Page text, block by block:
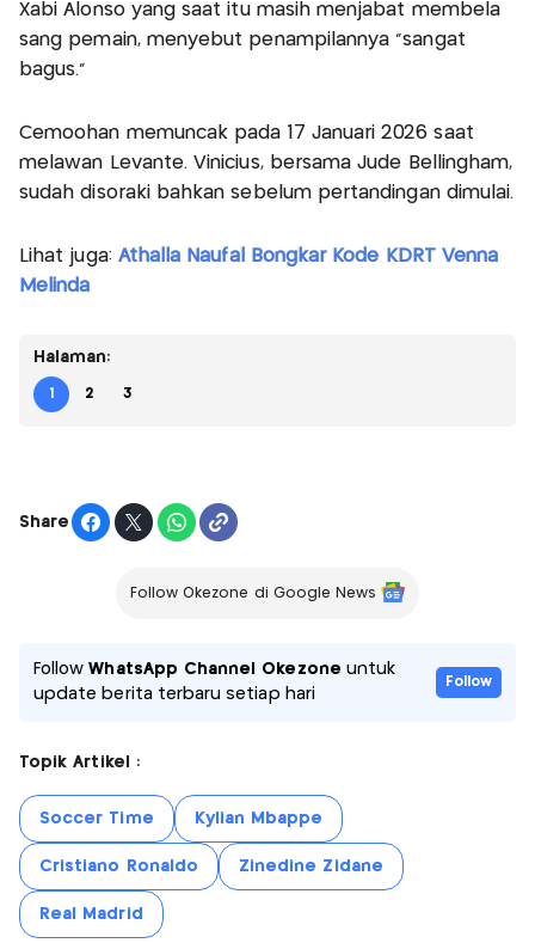
Xabi Alonso yang saat itu masih menjabat membela
sang pemain, menyebut penampilannya "sangat
bagus."
Cemoohan memuncak pada 17 Januari 2026 saat
melawan Levante. Vinicius, bersama Jude Bellingham,
sudah disoraki bahkan sebelum pertandingan dimulai.
Lihat juga: Athalla Naufal Bongkar Kode KDRT Venna
Melinda
Halaman:
1 2 3
Share
Follow Okezone di Google News
FollowWhatsApp Channel Okezone untuk
update berita terbaru setiap hari
Follow
Topik Artikel :
Soccer Time Kylian Mbappe
Cristiano Ronaldo Zinedine Zidane
Real Madrid